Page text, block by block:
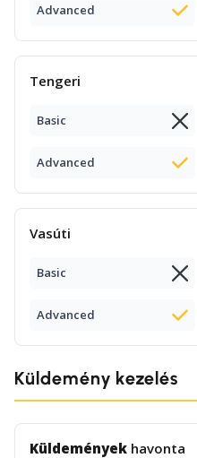
Advanced
Tengeri
Basic
Advanced
Vasúti
Basic
Advanced
Küldemény kezelés
Küldemények havonta